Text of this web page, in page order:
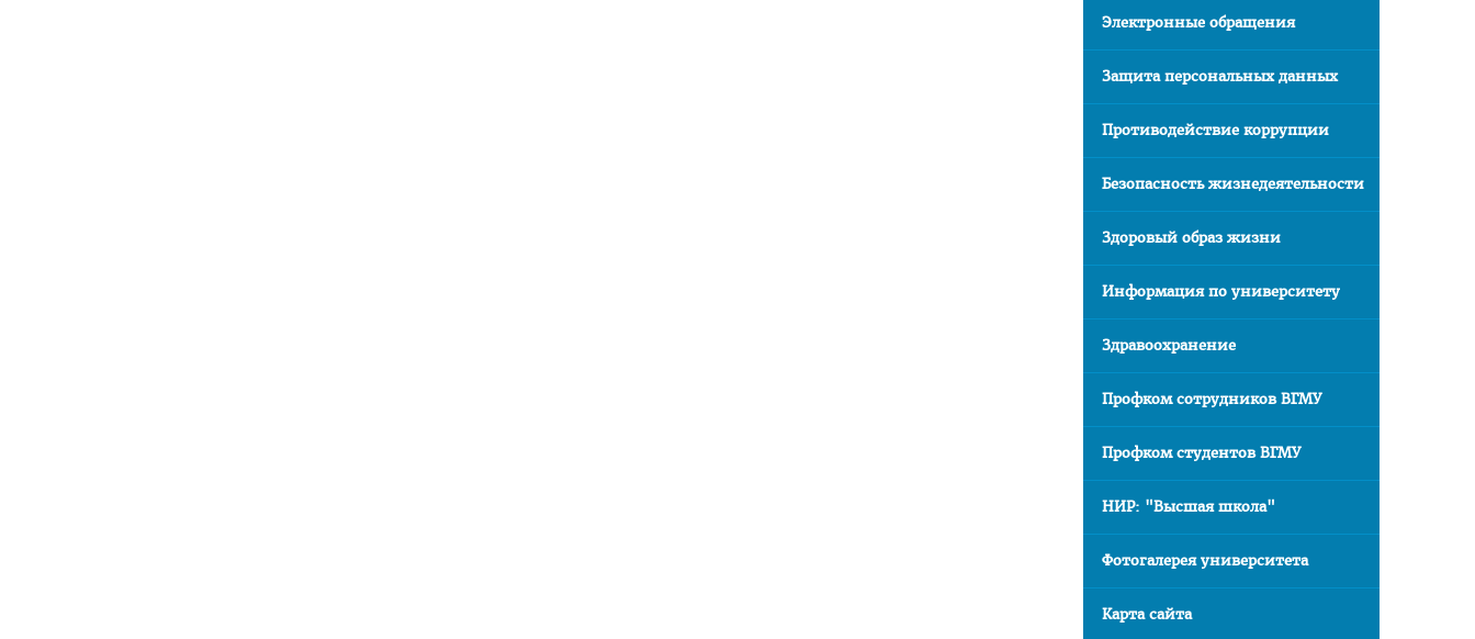
Электронные обращения
Защита персональных данных
Противодействие коррупции
Безопасность жизнедеятельности
Здоровый образ жизни
Информация по университету
Здравоохранение
Профком сотрудников ВГМУ
Профком студентов ВГМУ
НИР: "Высшая школа"
Фотогалерея университета
Карта сайта